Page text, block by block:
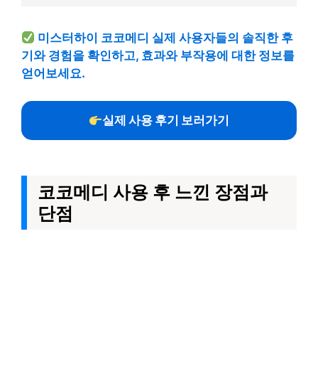
미스터하이 코코메디 실제 사용자들의 솔직한 후
기와 경험을 확인하고, 효과와 부작용에 대한 정보를
얻어보세요.
실제 사용 후기 보러가기
코코메디 사용 후 느낀 장점과
단점